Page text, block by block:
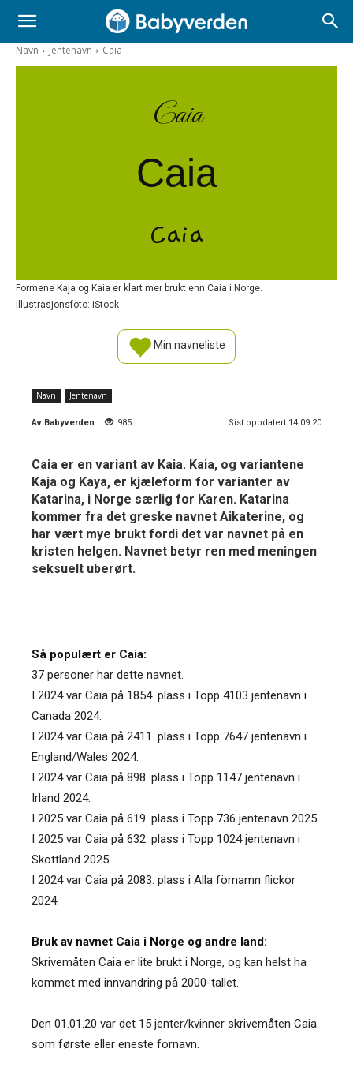
Navn Jentenavn Caia
Caia
Caia
Caia
Formene Kaja og Kaia er klart mer brukt enn Caia i Norge.
Illustrasjonsfoto: iStock
Min navneliste
Navn Jentenavn
Av Babyverden 985 Sist oppdatert 14.09.20
Caia er en variant av Kaia. Kaia, og variantene
Kaja og Kaya, er kjæleform for varianter av
Katarina, i Norge særlig for Karen. Katarina
kommer fra det greske navnet Aikaterine, og
har vært mye brukt fordi det var navnet på en
kristen helgen. Navnet betyr ren med meningen
seksuelt uberørt.
Så populært er Caia:
37 personer har dette navnet.
I 2024 var Caia på 1854. plass i Topp 4103 jentenavn i
Canada 2024.
I 2024 var Caia på 2411. plass i Topp 7647 jentenavn i
England/Wales 2024.
I 2024 var Caia på 898. plass i Topp 1147 jentenavn i
Irland 2024.
I 2025 var Caia på 619. plass i Topp 736 jentenavn 2025.
I 2025 var Caia på 632. plass i Topp 1024 jentenavn i
Skottland 2025.
I 2024 var Caia på 2083. plass i Alla förnamn flickor
2024.
Bruk av navnet Caia i Norge og andre land:
Skrivemåten Caia er lite brukt i Norge, og kan helst ha
kommet med innvandring på 2000-tallet.
Den 01.01.20 var det 15 jenter/kvinner skrivemåten Caia
som første eller eneste fornavn.